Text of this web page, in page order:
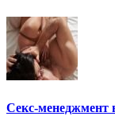
Секс-менеджмент